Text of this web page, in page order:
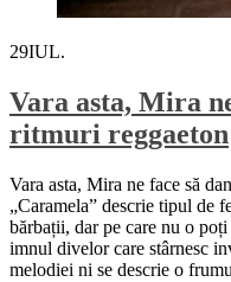
29IUL.
Vara asta, Mira
ritmuri reggaeton
Vara asta, Mira ne face să
„Caramela” descrie tipul de
bărbații, dar pe care nu o
imnul divelor care stârnesc
melodiei ni se descrie o